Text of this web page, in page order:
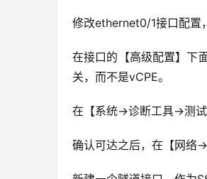
修改ethernet0/1接口配置
在接口的【高级配置】下
关，而不是vCPE。
在【系统→诊断工具→测试
确认可达之后，在【网络